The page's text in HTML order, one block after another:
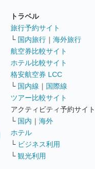
トラベル
旅行予約サイト
└ 国内旅行 ｜ 海外旅行
航空券比較サイト
ホテル比較サイト
格安航空券 LCC
└ 国内線 ｜ 国際線
ツアー比較サイト
アクティビティ予約サイト
└ 国内 ｜ 海外
ホテル
└ ビジネス利用
└ 観光利用